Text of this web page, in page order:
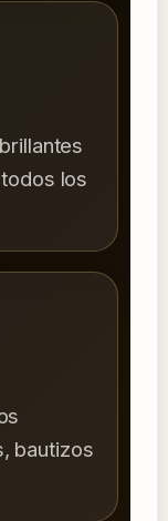
los
bautizos